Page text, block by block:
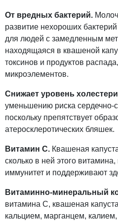
От вредных бактерий.
развитие нехороших
для людей с замедленным
находящаяся в квашеной
токсинов и продуктов
микроэлементов.
Снижает уровень
уменьшению риска сердечно-
поскольку препятствует
атеросклеротических бляшек.
Витамин С. Квашеная
сколько в ней этого
иммунитет и поддерживают
Витаминно-минеральный
витамина С, квашеная
кальцием, марганцем,